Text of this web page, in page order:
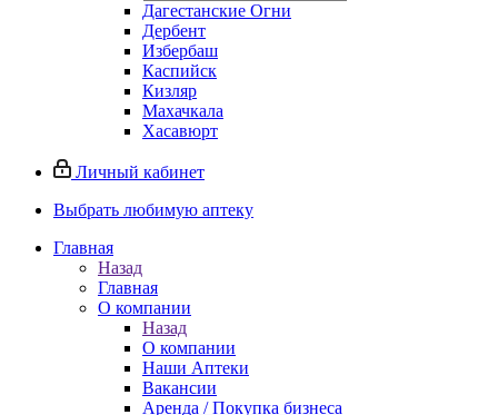
Дагестанские Огни
Дербент
Избербаш
Каспийск
Кизляр
Махачкала
Хасавюрт
Личный кабинет
Выбрать любимую аптеку
Главная
Назад
Главная
О компании
Назад
О компании
Наши Аптеки
Вакансии
Аренда / Покупка бизнеса